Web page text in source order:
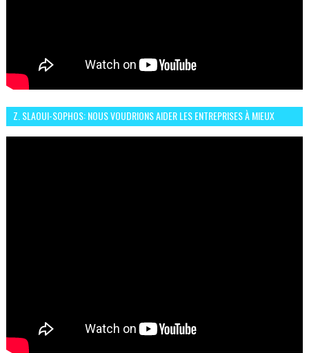
Z. SLAOUI-SOPHOS: NOUS VOUDRIONS AIDER LES ENTREPRISES À MIEUX